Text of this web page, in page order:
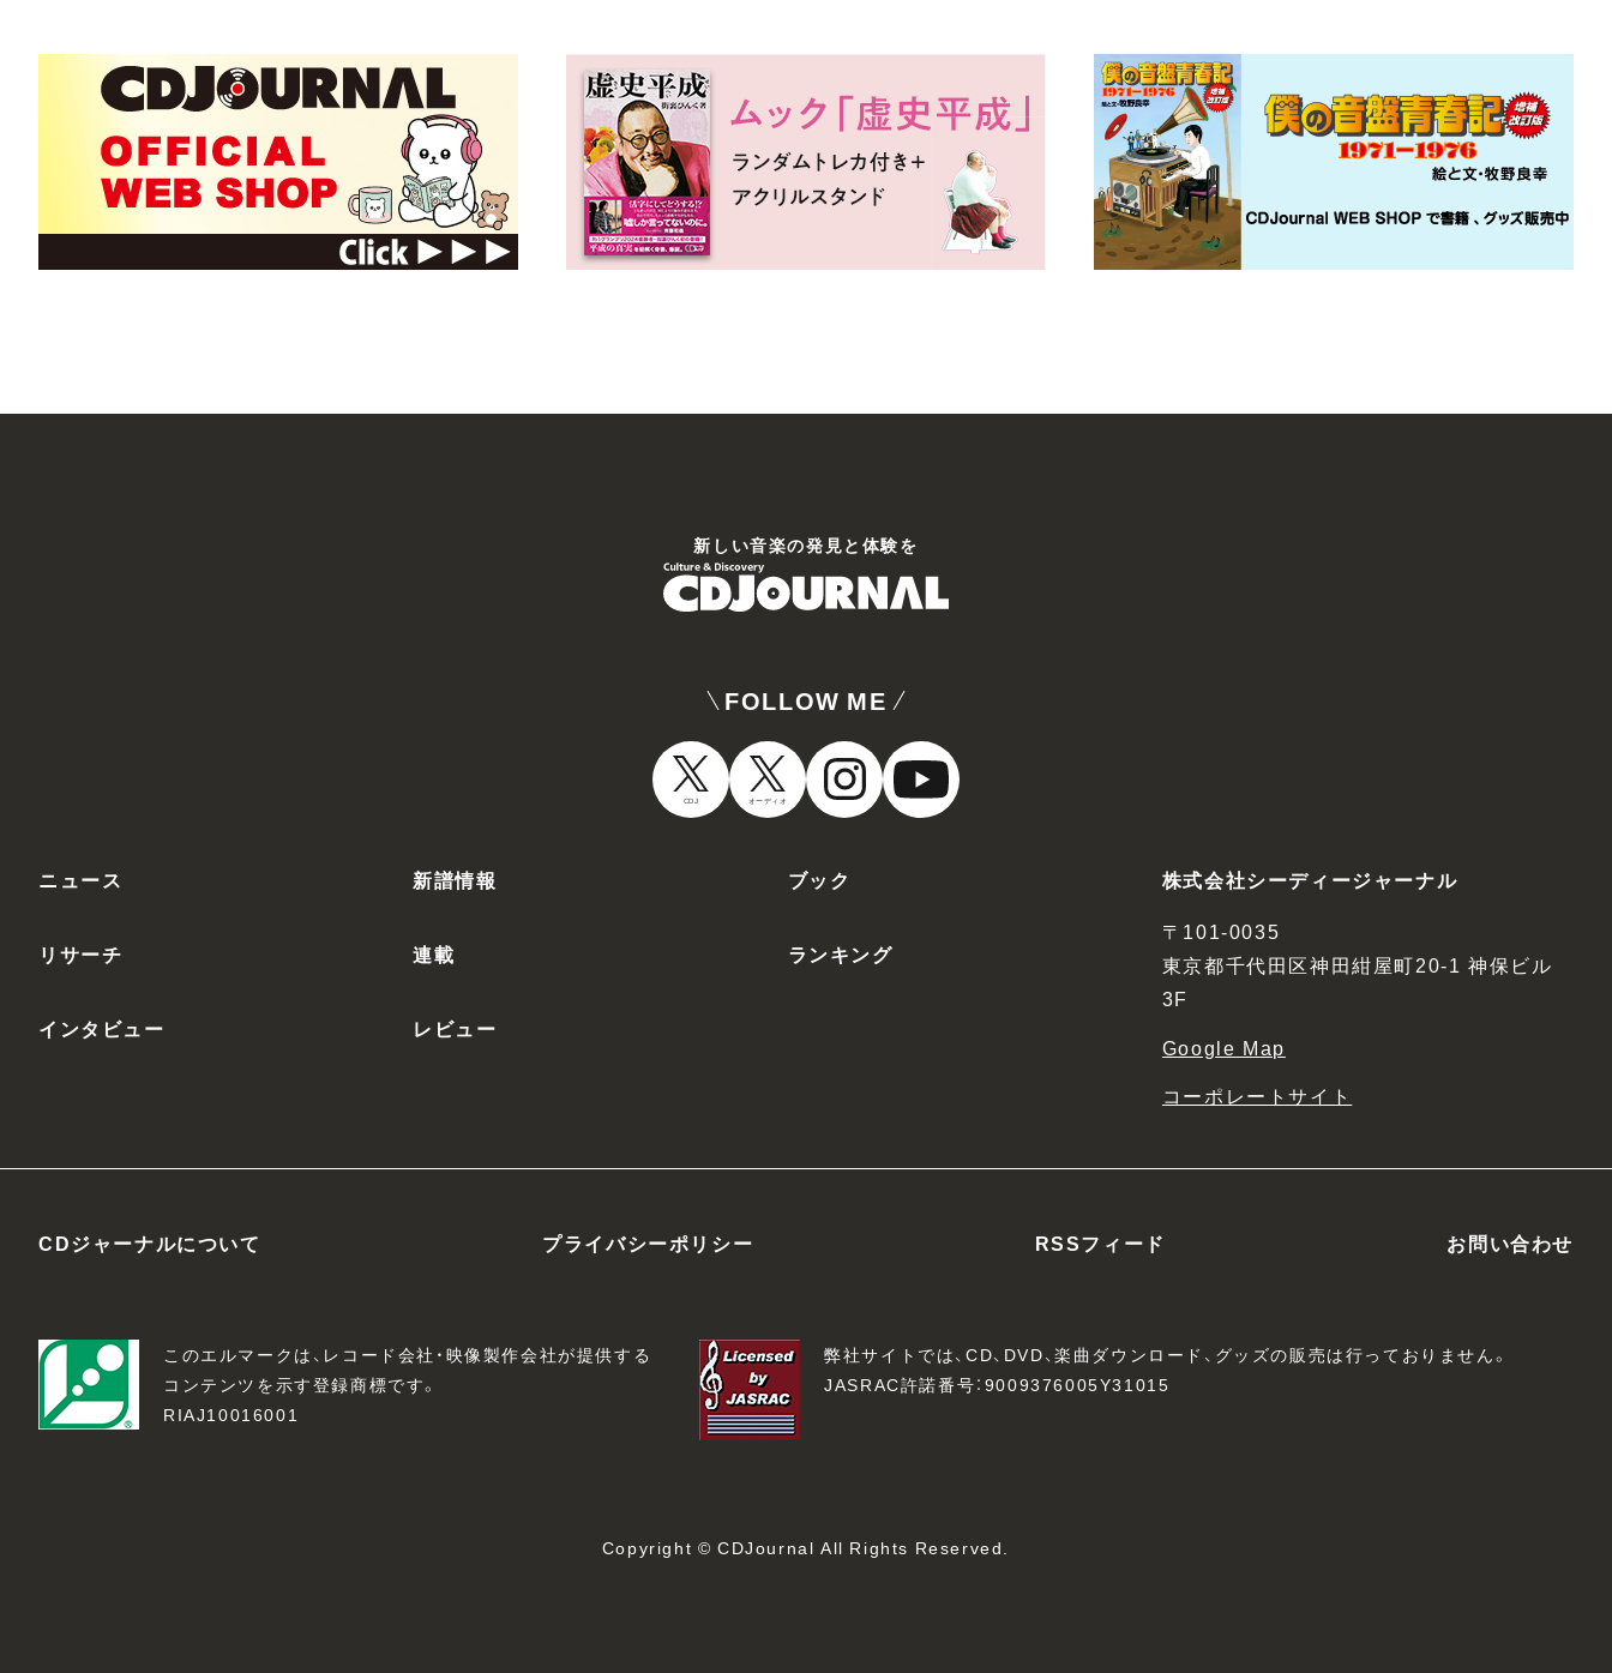
新しい⾳楽の発⾒と体験を
FOLLOW ME
CDJ オーディオ
ニュース 新譜情報 ブック
リサーチ 連載 ランキング
インタビュー レビュー
株式会社シーディージャーナル
〒101-0035
東京都千代田区神田紺屋町20-1 神保ビル
3F
Google Map
コーポレートサイト
CDジャーナルについて プライバシーポリシー RSSフィード お問い合わせ
このエルマークは、レコード会社・映像製作会社が提供する
コンテンツを示す登録商標です。
RIAJ10016001
弊社サイトでは、CD、DVD、楽曲ダウンロード、グッズの販売は行っておりません。
JASRAC許諾番号：9009376005Y31015
Copyright © CDJournal All Rights Reserved.